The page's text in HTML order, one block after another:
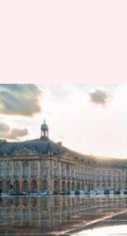
కింగ్
కలకలం
వ్రాసిన వారు Stalin May